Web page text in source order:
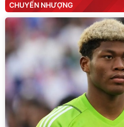
CHUYỂN NHƯỢNG